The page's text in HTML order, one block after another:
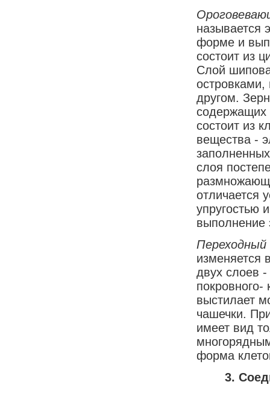
называется
форме и
состоит из
Слой
островками,
другом.
содержащих
состоит из
вещества -
слоя
отличается
упругостью
выполнение
Переходный
изменяется
двух слоев
выстилает
чашечки.
имеет вид
форма
3.